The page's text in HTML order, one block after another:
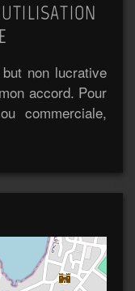
non lucrative
accord. Pour
commerciale,